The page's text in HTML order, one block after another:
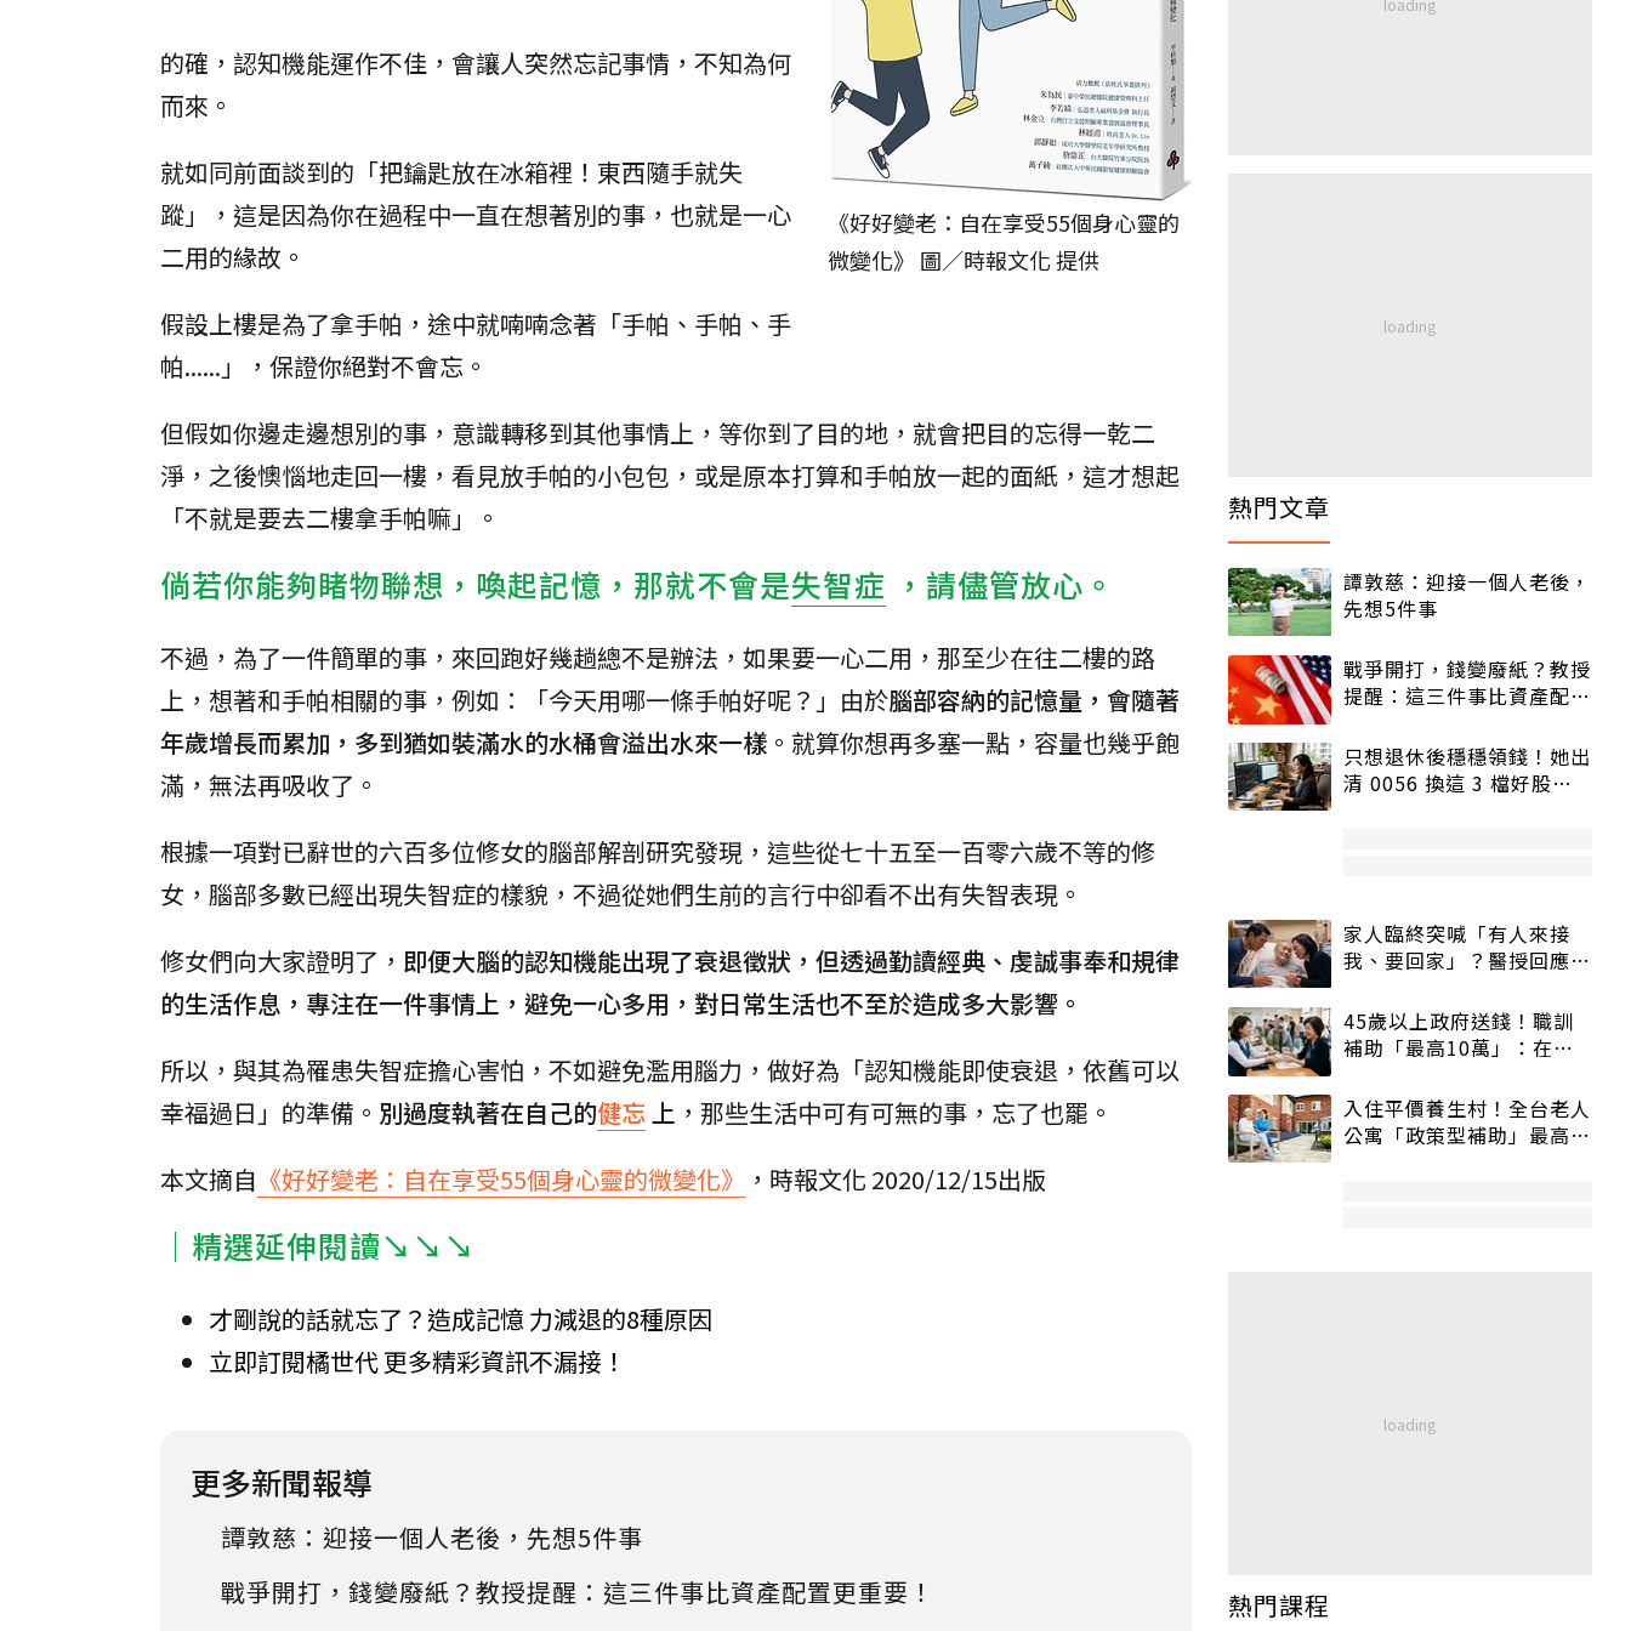
《好好變老：自在享受55個身心靈的
微變化》 圖／時報文化 提供
的確，認知機能運作不佳，會讓人突然忘記事情，不知為何
而來。
就如同前面談到的「把鑰匙放在冰箱裡！東西隨手就失
蹤」，這是因為你在過程中一直在想著別的事，也就是一心
二用的緣故。
假設上樓是為了拿手帕，途中就喃喃念著「手帕、手帕、手
帕......」，保證你絕對不會忘。
但假如你邊走邊想別的事，意識轉移到其他事情上，等你到了目的地，就會把目的忘得一乾二
淨，之後懊惱地走回一樓，看見放手帕的小包包，或是原本打算和手帕放一起的面紙，這才想起
「不就是要去二樓拿手帕嘛」。
倘若你能夠睹物聯想，喚起記憶，那就不會是失智症 ，請儘管放心。
不過，為了一件簡單的事，來回跑好幾趟總不是辦法，如果要一心二用，那至少在往二樓的路
上，想著和手帕相關的事，例如：「今天用哪一條手帕好呢？」由於腦部容納的記憶量，會隨著
年歲增長而累加，多到猶如裝滿水的水桶會溢出水來一樣 。就算你想再多塞一點，容量也幾乎飽
滿，無法再吸收了。
根據一項對已辭世的六百多位修女的腦部解剖研究發現，這些從七十五至一百零六歲不等的修
女，腦部多數已經出現失智症的樣貌，不過從她們生前的言行中卻看不出有失智表現。
修女們向大家證明了， 即便大腦的認知機能出現了衰退徵狀，但透過勤讀經典、虔誠事奉和規律
的生活作息，專注在一件事情上，避免一心多用，對日常生活也不至於造成多大影響。
所以，與其為罹患失智症擔心害怕，不如避免濫用腦力，做好為「認知機能即使衰退，依舊可以
幸福過日」的準備。 別過度執著在自己的健忘上 ，那些生活中可有可無的事，忘了也罷。
本文摘自 《好好變老：自在享受55個身心靈的微變化》 ，時報文化 2020/12/15出版
｜精選延伸閱讀↘↘↘
才剛說的話就忘了？造成記憶 力減退的8種原因
立即訂閱橘世代 更多精彩資訊不漏接！
更多新聞報導
譚敦慈：迎接一個人老後，先想5件事
戰爭開打，錢變廢紙？教授提醒：這三件事比資產配置更重要！
熱門文章
譚敦慈：迎接一個人老後，
先想5件事
戰爭開打，錢變廢紙？教授
提醒：這三件事比資產配置
只想退休後穩穩領錢！她出
清 0056 換這 3 檔好股：
家人臨終突喊「有人來接
我、要回家」？醫授回應方
45歲以上政府送錢！職訓
補助「最高10萬」：在
入住平價養生村！全台老人
公寓「政策型補助」最高打
熱門課程